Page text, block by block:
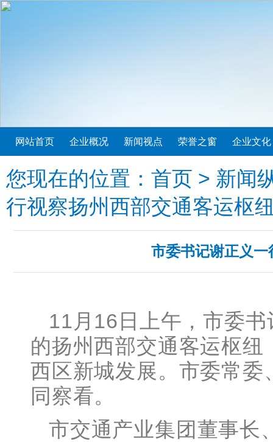
网站首页 企业概况 新闻视点 荣誉之窗 企业文化
您现在的位置： 首页 > 新闻
行视察扬州西部交通客运枢
市委书记谢正义
11月16日上午，市委
的扬州西部交通客运枢
西区新城发展。市委常
同察看。
市交通产业集团董事长